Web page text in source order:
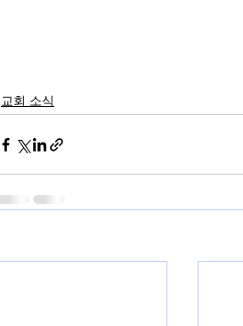
교회 소식